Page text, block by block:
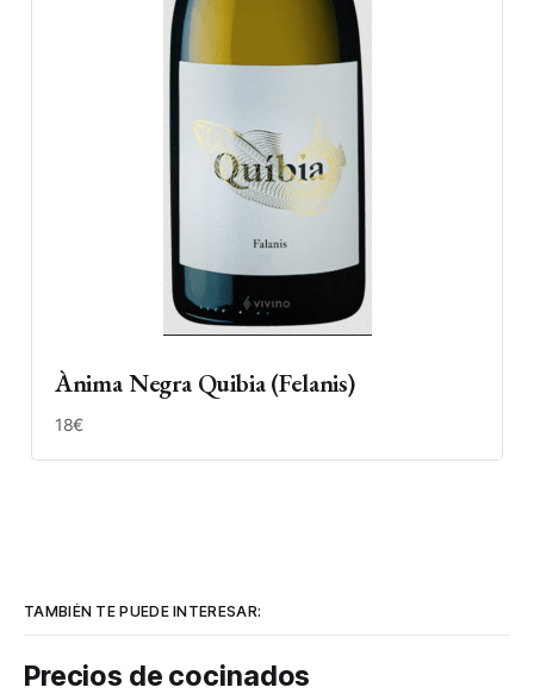
Ànima Negra Quibia (Felanis)
18€
TAMBIÉN TE PUEDE INTERESAR:
Precios de cocinados